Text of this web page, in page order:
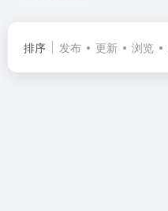
排序 发布 更新 浏览